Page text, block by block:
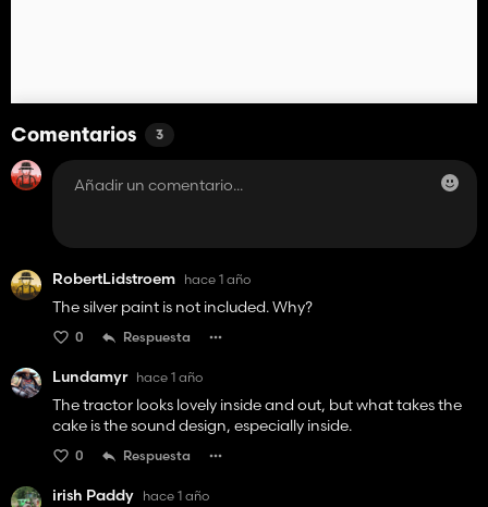
Comentarios 3
RobertLidstroem hace 1 año
The silver paint is not included. Why?
0 Respuesta
Lundamyr hace 1 año
The tractor looks lovely inside and out, but what takes the
cake is the sound design, especially inside.
0 Respuesta
irish Paddy hace 1 año